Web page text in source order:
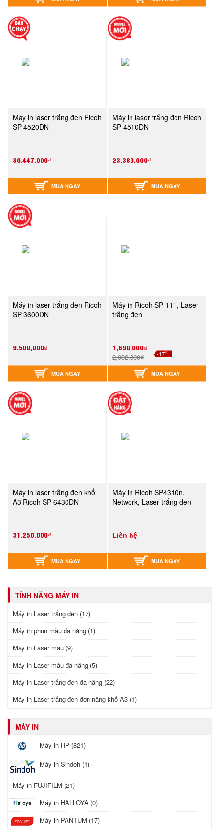
Máy in laser trắng đen Ricoh
SP 4520DN
30,447,000₫
MUA NGAY
Máy in laser trắng đen Ricoh
SP 4510DN
23,380,000₫
MUA NGAY
Máy in laser trắng đen Ricoh
SP 3600DN
9,500,000₫
MUA NGAY
Máy in Ricoh SP-111, Laser
trắng đen
1,690,000₫
2,032,800₫ -17%
MUA NGAY
Máy in laser trắng đen khổ
A3 Ricoh SP 6430DN
31,250,000₫
MUA NGAY
Máy in Ricoh SP4310n,
Network, Laser trắng đen
Liên hệ
MUA NGAY
TÍNH NĂNG MÁY IN
Máy in Laser trắng đen (17)
Máy in phun màu đa năng (1)
Máy in Laser màu (9)
Máy in Laser màu đa năng (5)
Máy in Laser trắng đen đa năng (22)
Máy in Laser trắng đen đơn năng khổ A3 (1)
MÁY IN
Máy in HP (821)
Máy in Sindoh (1)
Máy in FUJIFILM (21)
Máy in HALLOYA (0)
Máy in PANTUM (17)